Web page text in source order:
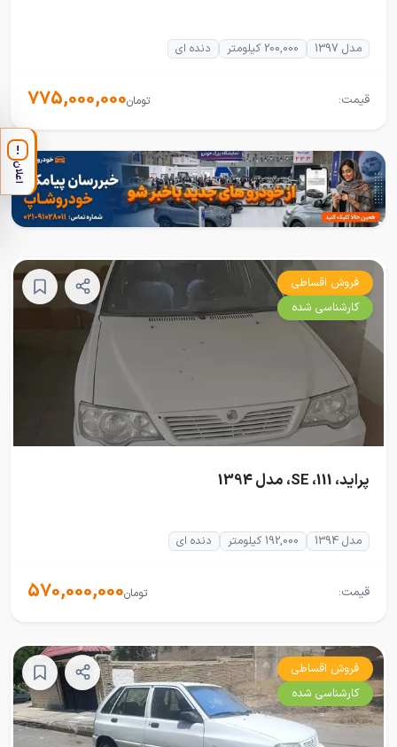
مدل 1397 200,000 کیلومتر دنده ای
قیمت: 775,000,000تومان
فروش اقساطی
کارشناسی شده
پراید، 111، SE، مدل 1394
مدل 1394 192,000 کیلومتر دنده ای
قیمت: 570,000,000تومان
فروش اقساطی
کارشناسی شده
!
اعلان